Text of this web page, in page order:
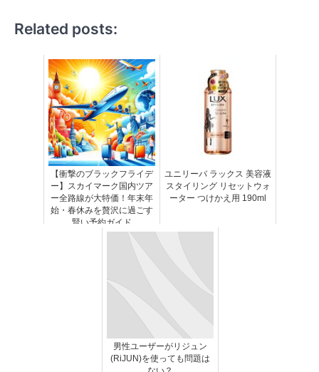
Related posts:
【衝撃のブラックフライデ
ー】スカイマーク国内ツア
ー全路線が大特価！年末年
始・春休みを贅沢に過ごす
賢い予約ガイド
ユニリーバ ラックス 美容液
スタイリング リセットウォ
ーター つけかえ用 190ml
男性ユーザーがリジュン
(RiJUN)を使っても問題は